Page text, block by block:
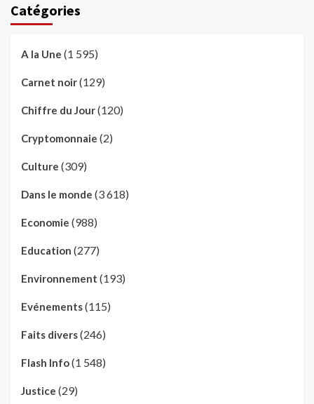
Catégories
A la Une (1 595)
Carnet noir(129)
Chiffre du Jour(120)
Cryptomonnaie (2)
Culture (309)
Dans le monde (3 618)
Economie (988)
Education (277)
Environnement (193)
Evénements(115)
Faits divers(246)
Flash Info(1 548)
Justice (29)